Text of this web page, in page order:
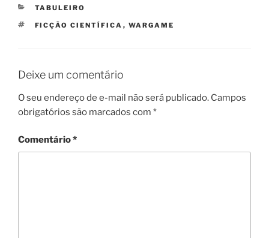
CATEGORIAS
TABULEIRO
TAGS
FICÇÃO CIENTÍFICA , WARGAME
Deixe um comentário
O seu endereço de e-mail não será publicado. Campos
obrigatórios são marcados com *
Comentário*